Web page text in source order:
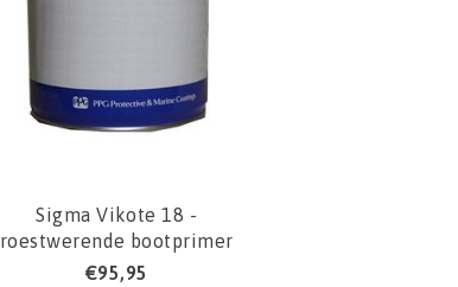
Sigma Vikote 18 -
roestwerende bootprimer
€95,95